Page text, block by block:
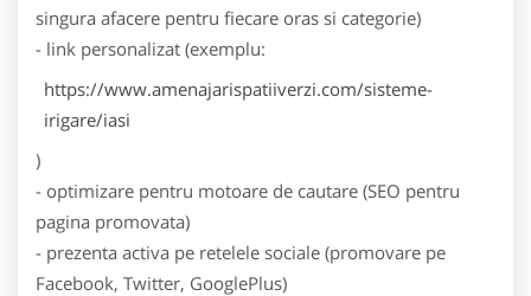
singura afacere pentru fiecare oras si categorie)
- link personalizat (exemplu:
https://www.amenajarispatiiverzi.com/sisteme-
irigare/iasi
)
- optimizare pentru motoare de cautare (SEO pentru
pagina promovata)
- prezenta activa pe retelele sociale (promovare pe
Facebook, Twitter, GooglePlus)